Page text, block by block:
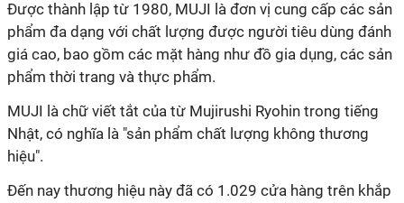
Được thành lập từ 1980, MUJI là đơn vị cung cấp các sản
phẩm đa dạng với chất lượng được người tiêu dùng đánh
giá cao, bao gồm các mặt hàng như đồ gia dụng, các sản
phẩm thời trang và thực phẩm.
MUJI là chữ viết tắt của từ Mujirushi Ryohin trong tiếng
Nhật, có nghĩa là "sản phẩm chất lượng không thương
hiệu".
Đến nay thương hiệu này đã có 1.029 cửa hàng trên khắp